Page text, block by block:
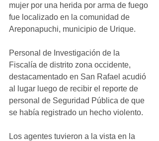
mujer por una herida por arma de fuego
fue localizado en la comunidad de
Areponapuchi, municipio de Urique.
Personal de Investigación de la
Fiscalía de distrito zona occidente,
destacamentado en San Rafael acudió
al lugar luego de recibir el reporte de
personal de Seguridad Pública de que
se había registrado un hecho violento.
Los agentes tuvieron a la vista en la